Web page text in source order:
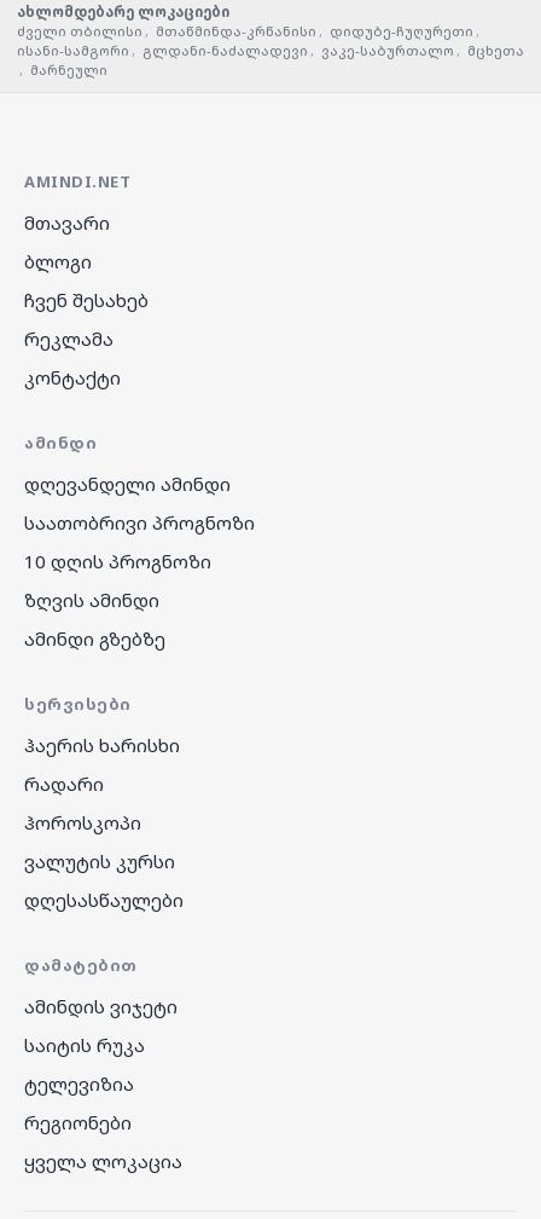
ახლომდებარე ლოკაციები
ძველი თბილისი , მთაწმინდა-კრწანისი , დიდუბე-ჩუღურეთი ,
ისანი-სამგორი , გლდანი-ნაძალადევი , ვაკე-საბურთალო , მცხეთა
, მარნეული
AMINDI.NET
მთავარი
ბლოგი
ჩვენ შესახებ
რეკლამა
კონტაქტი
ᲐᲛᲘᲜᲓᲘ
დღევანდელი ამინდი
საათობრივი პროგნოზი
10 დღის პროგნოზი
ზღვის ამინდი
ამინდი გზებზე
ᲡᲔᲠᲕᲘᲡᲔᲑᲘ
ჰაერის ხარისხი
რადარი
ჰოროსკოპი
ვალუტის კურსი
დღესასწაულები
ᲓᲐᲛᲐᲢᲔᲑᲘᲗ
ამინდის ვიჯეტი
საიტის რუკა
ტელევიზია
რეგიონები
ყველა ლოკაცია